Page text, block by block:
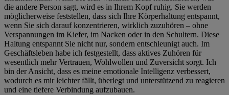
die andere Person sagt, wird es in Ihrem Kopf ruhig. Sie werden
möglicherweise feststellen, dass sich Ihre Körperhaltung entspannt,
wenn Sie sich darauf konzentrieren, wirklich zuzuhören – ohne
Verspannungen im Kiefer, im Nacken oder in den Schultern. Diese
Haltung entspannt Sie nicht nur, sondern entschleunigt auch. Im
Geschäftsleben habe ich festgestellt, dass aktives Zuhören für
wesentlich mehr Vertrauen, Wohlwollen und Zuversicht sorgt. Ich
bin der Ansicht, dass es meine emotionale Intelligenz verbessert,
wodurch es mir leichter fällt, überlegt und unterstützend zu reagieren
und eine tiefere Verbindung aufzubauen.